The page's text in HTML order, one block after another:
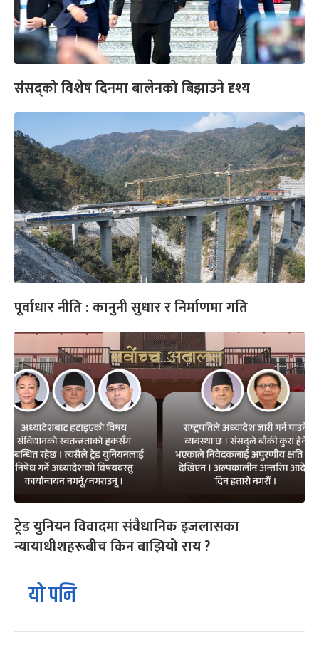
संसद्को विशेष दिनमा बालेनको बिझाउने दृश्य
पूर्वाधार नीति : कानुनी सुधार र निर्माणमा गति
ट्रेड युनियन विवादमा संवैधानिक इजलासका
न्यायाधीशहरूबीच किन बाझियो राय ?
यो पनि